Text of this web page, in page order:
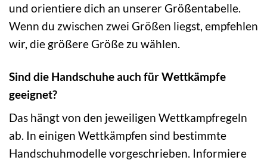
und orientiere dich an unserer Größentabelle.
Wenn du zwischen zwei Größen liegst, empfehlen
wir, die größere Größe zu wählen.
Sind die Handschuhe auch für Wettkämpfe
geeignet?
Das hängt von den jeweiligen Wettkampfregeln
ab. In einigen Wettkämpfen sind bestimmte
Handschuhmodelle vorgeschrieben. Informiere